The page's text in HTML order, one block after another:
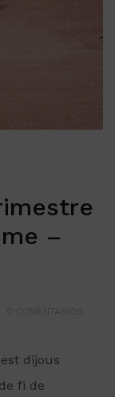
–
dijous
fi de